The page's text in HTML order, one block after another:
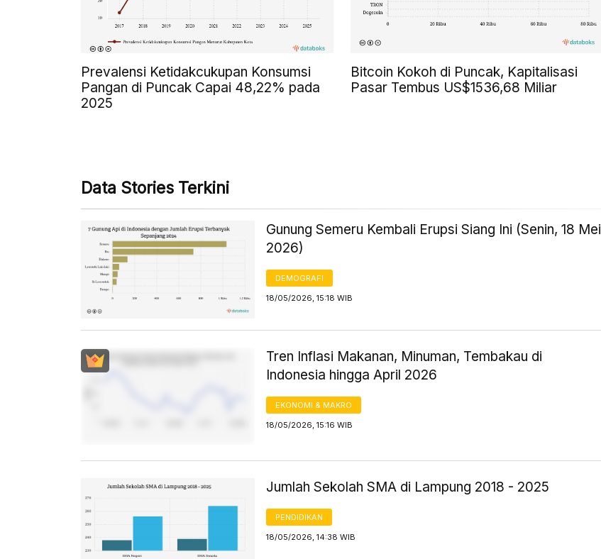
Prevalensi Ketidakcukupan Konsumsi
Pangan di Puncak Capai 48,22% pada
2025
Bitcoin Kokoh di Puncak, Kapitalisasi
Pasar Tembus US$1536,68 Miliar
Data Stories Terkini
Gunung Semeru Kembali Erupsi Siang Ini (Senin, 18 Mei
2026)
DEMOGRAFI
18/05/2026, 15:18 WIB
Tren Inflasi Makanan, Minuman, Tembakau di
Indonesia hingga April 2026
EKONOMI & MAKRO
18/05/2026, 15:16 WIB
Jumlah Sekolah SMA di Lampung 2018 - 2025
PENDIDIKAN
18/05/2026, 14:38 WIB